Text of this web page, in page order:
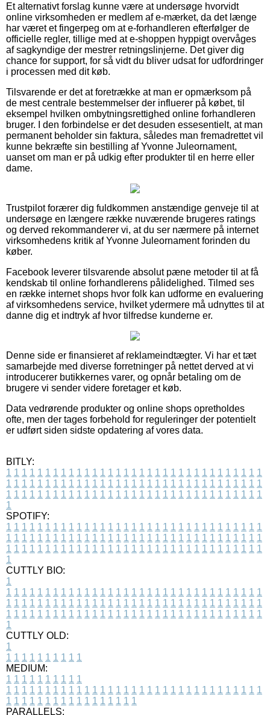
Et alternativt forslag kunne være at undersøge hvorvidt
online virksomheden er medlem af e-mærket, da det længe
har været et fingerpeg om at e-forhandleren efterfølger de
officielle regler, tillige med at e-shoppen hyppigt overvåges
af sagkyndige der mestrer retningslinjerne. Det giver dig
chance for support, for så vidt du bliver udsat for udfordringer
i processen med dit køb.
Tilsvarende er det at foretrække at man er opmærksom på
de mest centrale bestemmelser der influerer på købet, til
eksempel hvilken ombytningsrettighed online forhandleren
bruger. I den forbindelse er det desuden essesentielt, at man
permanent beholder sin faktura, således man fremadrettet vil
kunne bekræfte sin bestilling af Yvonne Juleornament,
uanset om man er på udkig efter produkter til en herre eller
dame.
Trustpilot forærer dig fuldkommen anstændige genveje til at
undersøge en længere række nuværende brugeres ratings
og derved rekommanderer vi, at du ser nærmere på internet
virksomhedens kritik af Yvonne Juleornament forinden du
køber.
Facebook leverer tilsvarende absolut pæne metoder til at få
kendskab til online forhandlerens pålidelighed. Tilmed ses
en række internet shops hvor folk kan udforme en evaluering
af virksomhedens service, hvilket ydermere må udnyttes til at
danne dig et indtryk af hvor tilfredse kunderne er.
Denne side er finansieret af reklameindtægter. Vi har et tæt
samarbejde med diverse forretninger på nettet derved at vi
introducerer butikkernes varer, og opnår betaling om de
brugere vi sender videre foretager et køb.
Data vedrørende produkter og online shops opretholdes
ofte, men der tages forbehold for reguleringer der potentielt
er udført siden sidste opdatering af vores data.
BITLY:
1 1 1 1 1 1 1 1 1 1 1 1 1 1 1 1 1 1 1 1 1 1 1 1 1 1 1 1 1 1 1 1 1
1 1 1 1 1 1 1 1 1 1 1 1 1 1 1 1 1 1 1 1 1 1 1 1 1 1 1 1 1 1 1 1 1
1 1 1 1 1 1 1 1 1 1 1 1 1 1 1 1 1 1 1 1 1 1 1 1 1 1 1 1 1 1 1 1 1
1
SPOTIFY:
1 1 1 1 1 1 1 1 1 1 1 1 1 1 1 1 1 1 1 1 1 1 1 1 1 1 1 1 1 1 1 1 1
1 1 1 1 1 1 1 1 1 1 1 1 1 1 1 1 1 1 1 1 1 1 1 1 1 1 1 1 1 1 1 1 1
1 1 1 1 1 1 1 1 1 1 1 1 1 1 1 1 1 1 1 1 1 1 1 1 1 1 1 1 1 1 1 1 1
1
CUTTLY BIO:
1
1 1 1 1 1 1 1 1 1 1 1 1 1 1 1 1 1 1 1 1 1 1 1 1 1 1 1 1 1 1 1 1 1
1 1 1 1 1 1 1 1 1 1 1 1 1 1 1 1 1 1 1 1 1 1 1 1 1 1 1 1 1 1 1 1 1
1 1 1 1 1 1 1 1 1 1 1 1 1 1 1 1 1 1 1 1 1 1 1 1 1 1 1 1 1 1 1 1 1
1
CUTTLY OLD:
1
1 1 1 1 1 1 1 1 1 1
MEDIUM:
1 1 1 1 1 1 1 1 1 1
1 1 1 1 1 1 1 1 1 1 1 1 1 1 1 1 1 1 1 1 1 1 1 1 1 1 1 1 1 1 1 1 1
1 1 1 1 1 1 1 1 1 1 1 1 1 1 1 1 1
PARALLELS: